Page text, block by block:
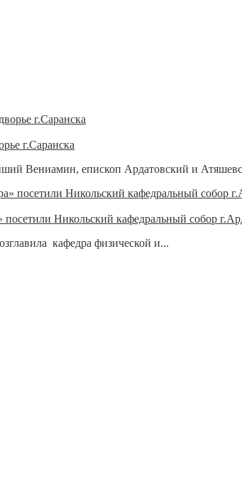
г.Саранска
Вениамин, епископ Ардатовский и
Никольский кафедральный собор
кафедра физической и...